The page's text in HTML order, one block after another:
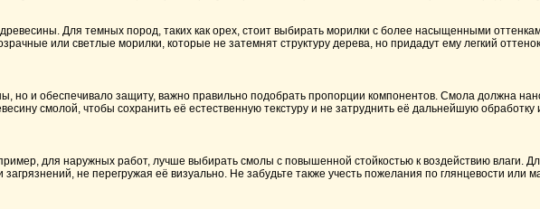
Для темных пород, таких как орех, стоит выбирать морилки с более насыщенными
или светлые морилки, которые не затемнят структуру дерева, но придадут ему легкий
и обеспечивало защиту, важно правильно подобрать пропорции компонентов. Смола должна
смолой, чтобы сохранить её естественную текстуру и не затруднить её дальнейшую
для наружных работ, лучше выбирать смолы с повышенной стойкостью к воздействию влаги.
не перегружая её визуально. Не забудьте также учесть пожелания по глянцевости или